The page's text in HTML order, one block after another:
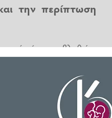
την περίπτωση
έχει υποβληθεί ο
νόμιμη. Όμως, αυτό
για τις μέρες
γνωμάτευση, την